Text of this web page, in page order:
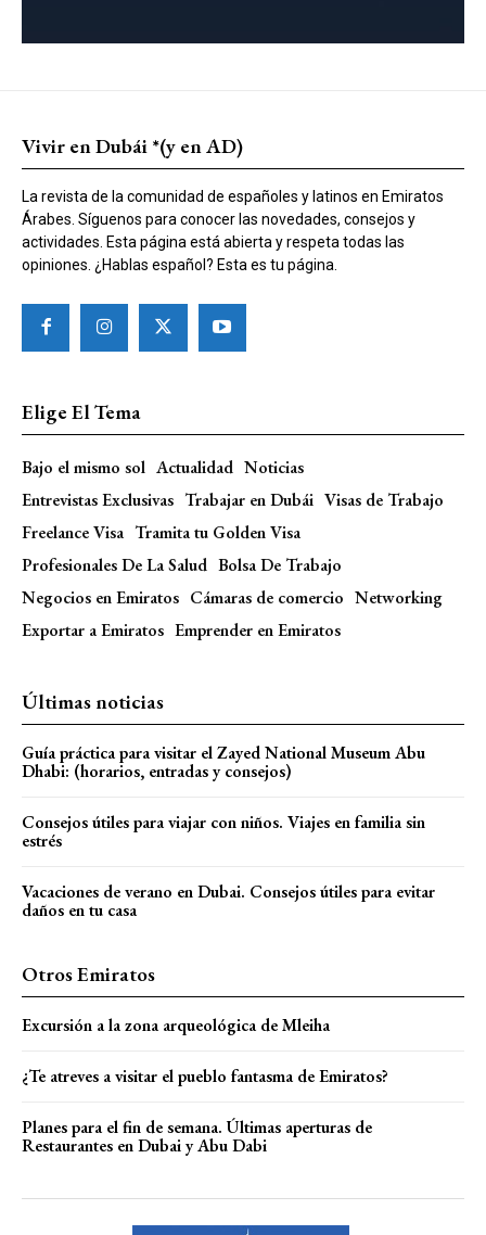
Vivir en Dubái *(y en AD)
La revista de la comunidad de españoles y latinos en Emiratos
Árabes. Síguenos para conocer las novedades, consejos y
actividades. Esta página está abierta y respeta todas las
opiniones. ¿Hablas español? Esta es tu página.
Elige El Tema
Bajo el mismo sol Actualidad Noticias
Entrevistas Exclusivas Trabajar en Dubái Visas de Trabajo
Freelance Visa Tramita tu Golden Visa
Profesionales De La Salud Bolsa De Trabajo
Negocios en Emiratos Cámaras de comercio Networking
Exportar a Emiratos Emprender en Emiratos
Últimas noticias
Guía práctica para visitar el Zayed National Museum Abu
Dhabi: (horarios, entradas y consejos)
Consejos útiles para viajar con niños. Viajes en familia sin
estrés
Vacaciones de verano en Dubai. Consejos útiles para evitar
daños en tu casa
Otros Emiratos
Excursión a la zona arqueológica de Mleiha
¿Te atreves a visitar el pueblo fantasma de Emiratos?
Planes para el fin de semana. Últimas aperturas de
Restaurantes en Dubai y Abu Dabi